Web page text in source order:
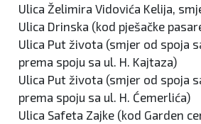
Ulica Želimira Vidovića Kelija,
Ulica Drinska (kod pješačke
Ulica Put života (smjer od spoja
prema spoju sa ul. H. Kajtaza)
Ulica Put života (smjer od spoja
prema spoju sa ul. H. Ćemerlića)
Ulica Safeta Zajke (kod Garden